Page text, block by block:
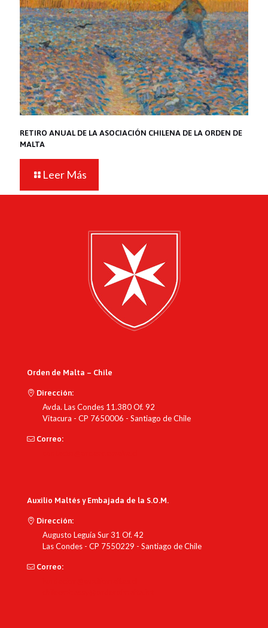
RETIRO ANUAL DE LA ASOCIACIÓN CHILENA DE LA ORDEN DE
MALTA
Leer Más
Orden de Malta – Chile
Dirección:
Avda. Las Condes 11.380 Of. 92
Vitacura - CP 7650006 - Santiago de Chile
Correo:
Auxilio Maltés y Embajada de la S.O.M.
Dirección:
Augusto Leguía Sur 31 Of. 42
Las Condes - CP 7550229 - Santiago de Chile
Correo: